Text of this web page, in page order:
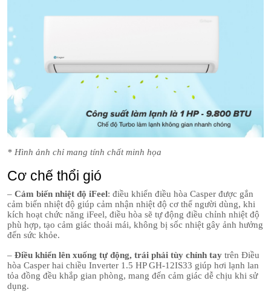
* Hình ảnh chỉ mang tính chất minh họa
Cơ chế thổi gió
– Cảm biến nhiệt độ iFeel: điều khiển điều hòa Casper được gắn
cảm biến nhiệt độ giúp cảm nhận nhiệt độ cơ thể người dùng, khi
kích hoạt chức năng iFeel, điều hòa sẽ tự động điều chỉnh nhiệt độ
phù hợp, tạo cảm giác thoải mái, không bị sốc nhiệt gây ảnh hưởng
đến sức khỏe.
– Điều khiển lên xuống tự động, trái phải tùy chỉnh tay trên Điều
hòa Casper hai chiều Inverter 1.5 HP GH-12IS33 giúp hơi lạnh lan
tỏa đồng đều khắp gian phòng, mang đến cảm giác dễ chịu khi sử
dụng.